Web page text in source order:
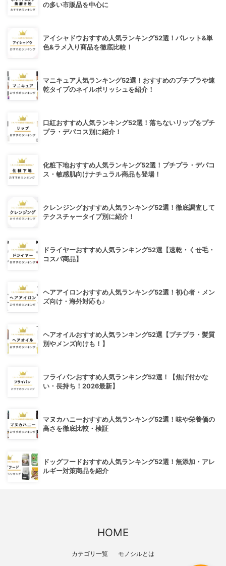
の多い市販品を中心に
アイシャドウおすすめ人気ランキング52選！パレット&単
色&ラメ入り商品を徹底比較！
マニキュア人気ランキング52選！おすすめのプチプラや速
乾タイプのネイルポリッシュを紹介！
口紅おすすめ人気ランキング52選！落ちないリップをプチ
プラ・デパコス別に紹介！
化粧下地おすすめ人気ランキング52選！プチプラ・デパコ
ス・敏感肌向けナチュラル商品も登場！
クレンジングおすすめ人気ランキング52選！徹底調査して
テクスチャータイプ別に紹介！
ドライヤーおすすめ人気ランキング52選【速乾・くせ毛・
コスパ商品】
ヘアアイロンおすすめ人気ランキング52選！初心者・メン
ズ向け・海外対応も♪
ヘアオイルおすすめ人気ランキング52選【プチプラ・髪質
別やメンズ向けも！】
フライパンおすすめ人気ランキング52選！【焦げ付かな
い・長持ち！2026最新】
マヌカハニーおすすめ人気ランキング52選！味や栄養価の
高さを徹底比較・検証
ドッグフードおすすめ人気ランキング52選！無添加・アレ
ルギー対策商品を紹介
HOME
カテゴリ一覧 モノシルとは